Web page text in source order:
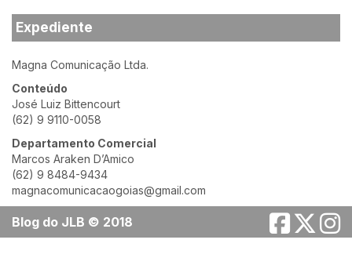
Expediente
Magna Comunicação Ltda.
Conteúdo
José Luiz Bittencourt
(62) 9 9110-0058
Departamento Comercial
Marcos Araken D’Amico
(62) 9 8484-9434
magnacomunicacaogoias@gmail.com
Blog do JLB © 2018